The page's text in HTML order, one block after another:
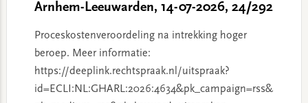
Arnhem-Leeuwarden, 14-07-2026, 24/292
Proceskostenveroordeling na intrekking hoger
beroep. Meer informatie:
https://deeplink.rechtspraak.nl/uitspraak?
id=ECLI:NL:GHARL:2026:4634&pk_campaign=rss&